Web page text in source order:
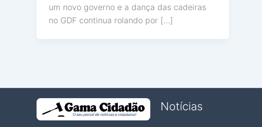
um novo governo e a dança das cadeiras
no GDF continua rolando por […]
Notícias